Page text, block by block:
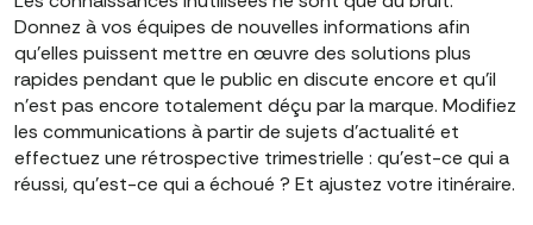
Donnez à vos équipes de nouvelles informations afin
qu'elles puissent mettre en œuvre des solutions plus
rapides pendant que le public en discute encore et qu'il
n'est pas encore totalement déçu par la marque. Modifiez
les communications à partir de sujets d'actualité et
effectuez une rétrospective trimestrielle : qu'est-ce qui a
réussi, qu'est-ce qui a échoué ? Et ajustez votre itinéraire.